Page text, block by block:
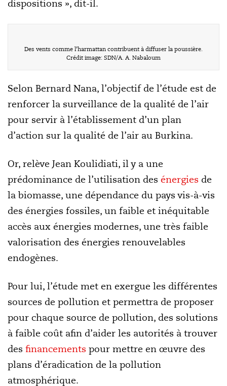
dispositions », dit-il.
Des vents comme l’harmattan contribuent à diffuser la poussière.
Crédit image: SDN/A. A. Nabaloum
Selon Bernard Nana, l’objectif de l’étude est de
renforcer la surveillance de la qualité de l’air
pour servir à l’établissement d’un plan
d’action sur la qualité de l’air au Burkina.
Or, relève Jean Koulidiati, il y a une
prédominance de l’utilisation des énergies de
la biomasse, une dépendance du pays vis-à-vis
des énergies fossiles, un faible et inéquitable
accès aux énergies modernes, une très faible
valorisation des énergies renouvelables
endogènes.
Pour lui, l’étude met en exergue les différentes
sources de pollution et permettra de proposer
pour chaque source de pollution, des solutions
à faible coût afin d’aider les autorités à trouver
des financements pour mettre en œuvre des
plans d’éradication de la pollution
atmosphérique.